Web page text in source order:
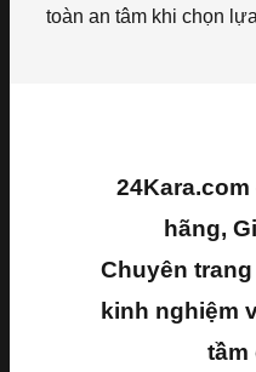
toàn an tâm khi chọn
hãng,
Chuyên
kinh nghiệm
tầm